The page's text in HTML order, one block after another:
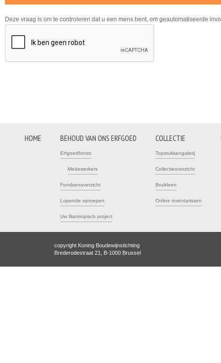
Deze vraag is om te controleren dat u een mens bent, om geautomatiseerde
HOME BEHOUD VAN ONS ERFGOED
Erfgoedfonds
Medewerkers
Fondsenoverzicht
Lopende oproepen
Uw filantropisch project
COLLECTIE
Topstukkengalerij
Collectieoverzicht
Bruikleen
Online inventarissen
copyright Koning Boudewijnstichting
Brederodestraat 21, B-1000 Brussel